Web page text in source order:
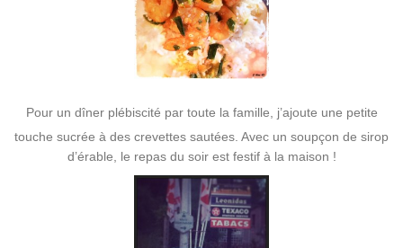
Pour un dîner plébiscité par toute la famille, j’ajoute une petite
touche sucrée à des crevettes sautées. Avec un soupçon de sirop
d’érable, le repas du soir est festif à la maison !